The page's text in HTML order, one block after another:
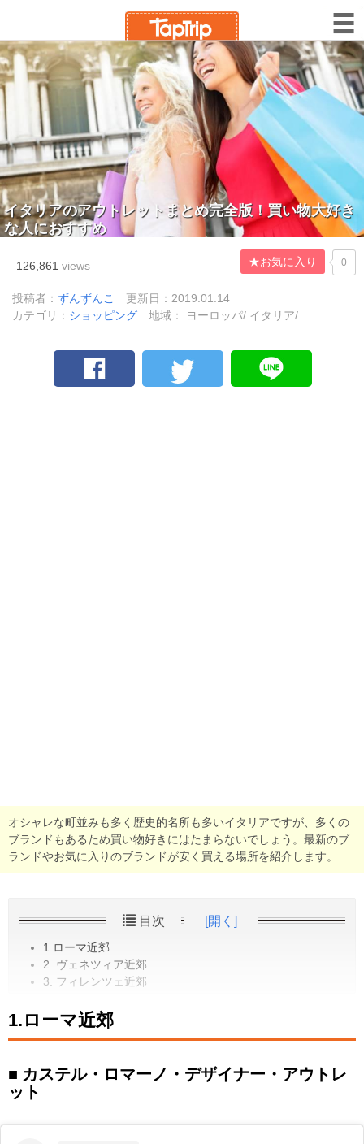
イタリアのアウトレットまとめ完全版！買い物大好き
な人におすすめ
126,861 views ★お気に入り 0
投稿者： ずんずんこ
更新日：2019.01.14
カテゴリ： ショッピング 地域： ヨーロッパ/ イタリア/
オシャレな町並みも多く歴史的名所も多いイタリアですが、多くの
ブランドもあるため買い物好きにはたまらないでしょう。最新のブ
ランドやお気に入りのブランドが安く買える場所を紹介します。
目次 [開く]
1.ローマ近郊
2. ヴェネツィア近郊
3. フィレンツェ近郊
1.ローマ近郊
カステル・ロマーノ・デザイナー・アウトレ
ット